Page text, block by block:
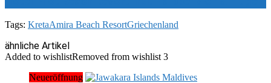
Tags: KretaAmira Beach ResortGriechenland
ähnliche Artikel
Added to wishlistRemoved from wishlist 3
Neueröffnung